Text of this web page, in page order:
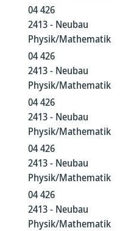
04 426
2413 - Neubau
Physik/Mathematik
04 426
2413 - Neubau
Physik/Mathematik
04 426
2413 - Neubau
Physik/Mathematik
04 426
2413 - Neubau
Physik/Mathematik
04 426
2413 - Neubau
Physik/Mathematik